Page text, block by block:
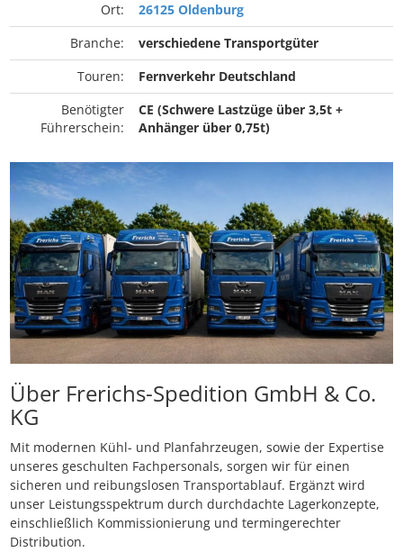
Ort:
26125 Oldenburg
Branche:
verschiedene Transportgüter
Touren:
Fernverkehr Deutschland
Benötigter
Führerschein:
CE (Schwere Lastzüge über 3,5t +
Anhänger über 0,75t)
Über Frerichs-Spedition GmbH & Co.
KG
Mit modernen Kühl- und Planfahrzeugen, sowie der Expertise
unseres geschulten Fachpersonals, sorgen wir für einen
sicheren und reibungslosen Transportablauf. Ergänzt wird
unser Leistungsspektrum durch durchdachte Lagerkonzepte,
einschließlich Kommissionierung und termingerechter
Distribution.